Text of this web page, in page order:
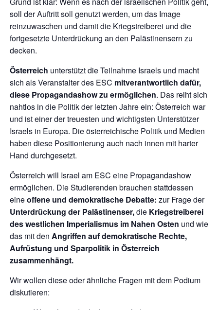
soll der Auftritt soll genutzt werden, um das Image
reinzuwaschen und damit die Kriegstreiberei und die
fortgesetzte Unterdrückung an den Palästinensern zu
decken.
Österreich unterstützt die Teilnahme Israels und macht
sich als Veranstalter des ESC mitverantwortlich dafür,
diese Propagandashow zu ermöglichen. Das reiht sich
nahtlos in die Politik der letzten Jahre ein: Österreich war
und ist einer der treuesten und wichtigsten Unterstützer
Israels in Europa. Die österreichische Politik und Medien
haben diese Positionierung auch nach innen mit harter
Hand durchgesetzt.
Österreich will Israel am ESC eine Propagandashow
ermöglichen. Die Studierenden brauchen stattdessen
eineoffene und demokratische Debatte: zur Frage der
Unterdrückung der Palästinenser,die Kriegstreiberei
des westlichen Imperialismus im Nahen Osten und wie
das mit den Angriffen auf demokratische Rechte,
Aufrüstung und Sparpolitik in Österreich
zusammenhängt.
Wir wollen diese oder ähnliche Fragen mit dem Podium
diskutieren: